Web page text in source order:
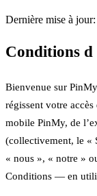
Dernière mise à
Conditions d
Bienvenue sur
régissent votre
mobile PinMy, de
(collectivement, le «
« nous », « notre »
Conditions — en